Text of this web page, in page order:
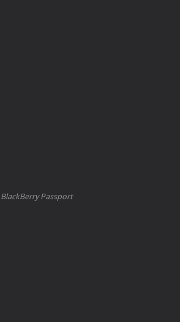
BlackBerry Passport